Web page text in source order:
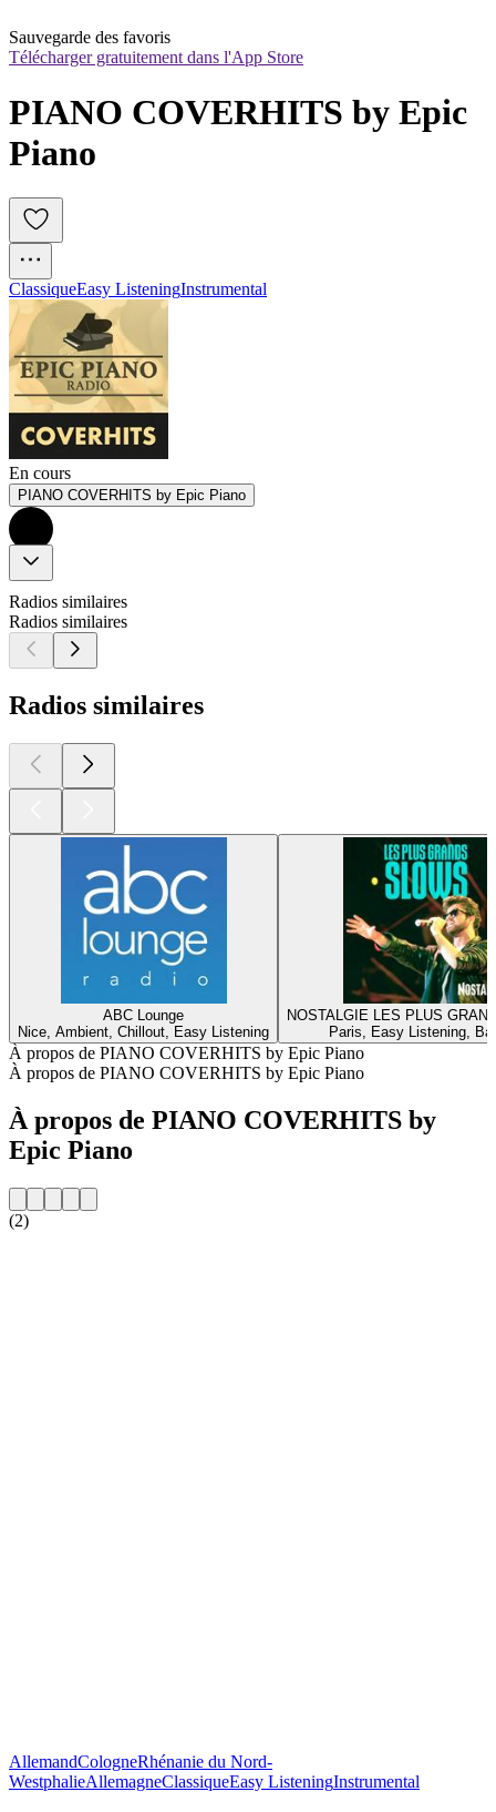
Sauvegarde des favoris
Télécharger gratuitement dans l'App Store
PIANO COVERHITS by Epic
Piano
ClassiqueEasy ListeningInstrumental
En cours
PIANO COVERHITS by Epic Piano
Radios similaires
Radios similaires
Radios similaires
ABC Lounge
Nice, Ambient, Chillout, Easy Listening
NOSTALGIE LES PLUS
Paris, Easy Listening,
À propos de PIANO COVERHITS by Epic Piano
À propos de PIANO COVERHITS by Epic Piano
À propos de PIANO COVERHITS by
Epic Piano
(2)
AllemandCologneRhénanie du Nord-
WestphalieAllemagneClassiqueEasy ListeningInstrumental